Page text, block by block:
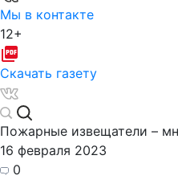
Мы в контакте
12+
Скачать газету
Пожарные извещатели –
16 февраля 2023
0